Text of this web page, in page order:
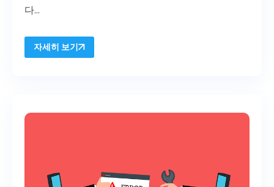
다...
자세히 보기